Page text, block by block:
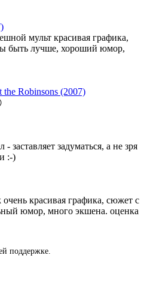
мульт красивая графика,
быть лучше, хороший юмор,
Robinsons (2007)
заставляет задуматься, а не зря
:-)
красивая графика, сюжет с
юмор, много экшена. оценка
поддержке.